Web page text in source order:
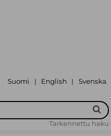
Suomi | English | Svenska
Tarkennettu haku